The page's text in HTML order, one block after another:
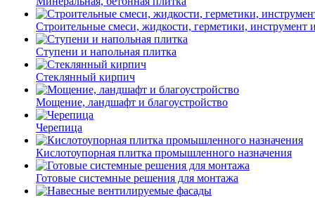
Строительные смеси, жидкости, герметики, инструмент
Ступени и напольная плитка
Cтеклянный кирпич
Мощение, ландшафт и благоустройство
Черепица
Кислотоупорная плитка промышленного назначения
Готовые системные решения для монтажа